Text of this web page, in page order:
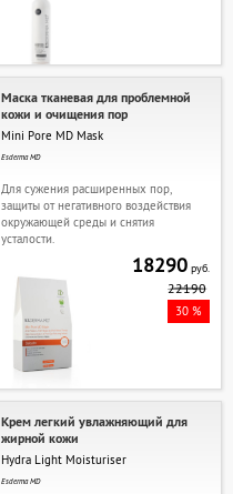
Маска тканевая для проблемной
кожи и очищения пор
Mini Pore MD Mask
Esderma MD
Для сужения расширенных пор,
защиты от негативного воздействия
окружающей среды и снятия
усталости.
18290руб.
22190
30 %
Крем легкий увлажняющий для
жирной кожи
Hydra Light Moisturiser
Esderma MD